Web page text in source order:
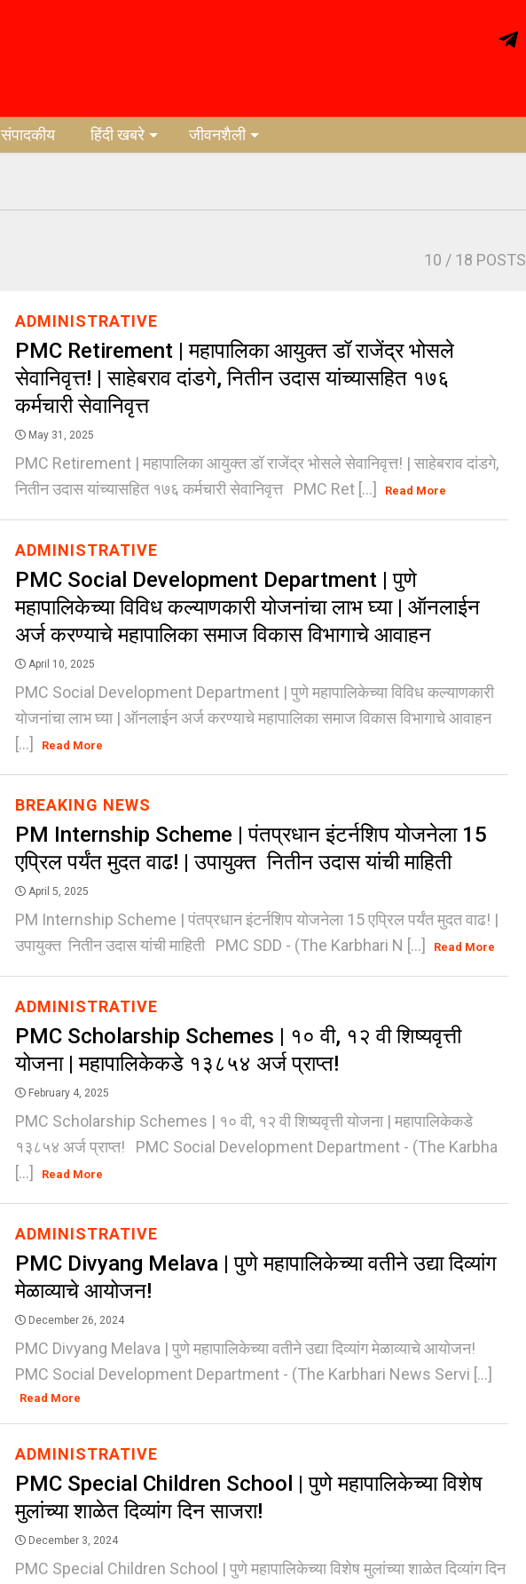
संपादकीय हिंदी खबरे जीवनशैली
10 / 18 POSTS
ADMINISTRATIVE
PMC Retirement | महापालिका आयुक्त डॉ राजेंद्र भोसले
सेवानिवृत्त! | साहेबराव दांडगे, नितीन उदास यांच्यासहित १७६
कर्मचारी सेवानिवृत्त
May 31, 2025
PMC Retirement | महापालिका आयुक्त डॉ राजेंद्र भोसले सेवानिवृत्त! | साहेबराव दांडगे,
नितीन उदास यांच्यासहित १७६ कर्मचारी सेवानिवृत्त PMC Ret [...]
Read More
ADMINISTRATIVE
PMC Social Development Department | पुणे
महापालिकेच्या विविध कल्याणकारी योजनांचा लाभ घ्या | ऑनलाईन
अर्ज करण्याचे महापालिका समाज विकास विभागाचे आवाहन
April 10, 2025
PMC Social Development Department | पुणे महापालिकेच्या विविध कल्याणकारी
योजनांचा लाभ घ्या | ऑनलाईन अर्ज करण्याचे महापालिका समाज विकास विभागाचे आवाहन
[...]
Read More
BREAKING NEWS
PM Internship Scheme | पंतप्रधान इंटर्नशिप योजनेला 15
एप्रिल पर्यंत मुदत वाढ! | उपायुक्त नितीन उदास यांची माहिती
April 5, 2025
PM Internship Scheme | पंतप्रधान इंटर्नशिप योजनेला 15 एप्रिल पर्यंत मुदत वाढ! |
उपायुक्त नितीन उदास यांची माहिती PMC SDD - (The Karbhari N [...]
Read More
ADMINISTRATIVE
PMC Scholarship Schemes | १० वी, १२ वी शिष्यवृत्ती
योजना | महापालिकेकडे १३८५४ अर्ज प्राप्त!
February 4, 2025
PMC Scholarship Schemes | १० वी, १२ वी शिष्यवृत्ती योजना | महापालिकेकडे
१३८५४ अर्ज प्राप्त! PMC Social Development Department - (The Karbha
[...]
Read More
ADMINISTRATIVE
PMC Divyang Melava | पुणे महापालिकेच्या वतीने उद्या दिव्यांग
मेळाव्याचे आयोजन!
December 26, 2024
PMC Divyang Melava | पुणे महापालिकेच्या वतीने उद्या दिव्यांग मेळाव्याचे आयोजन!
PMC Social Development Department - (The Karbhari News Servi [...]
Read More
ADMINISTRATIVE
PMC Special Children School | पुणे महापालिकेच्या विशेष
मुलांच्या शाळेत दिव्यांग दिन साजरा!
December 3, 2024
PMC Special Children School | पुणे महापालिकेच्या विशेष मुलांच्या शाळेत दिव्यांग दिन